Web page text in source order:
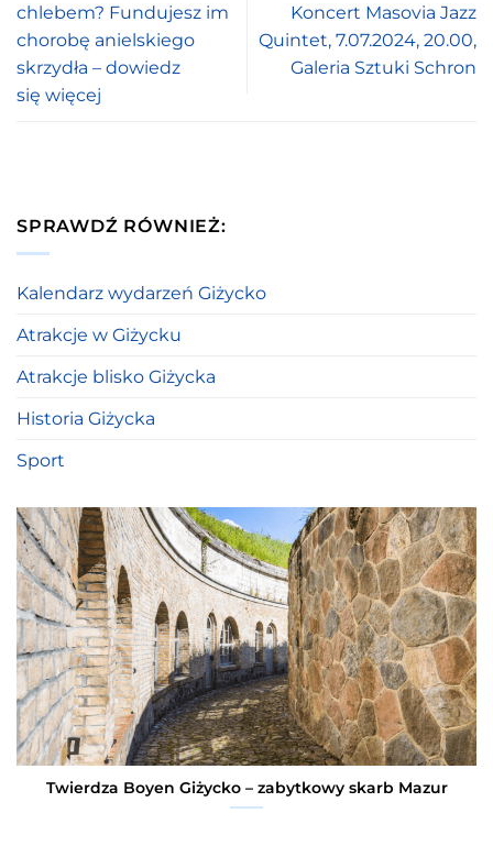
chlebem? Fundujesz im
chorobę anielskiego
skrzydła – dowiedz
się więcej
Koncert Masovia Jazz
Quintet, 7.07.2024, 20.00,
Galeria Sztuki Schron
SPRAWDŹ RÓWNIEŻ:
Kalendarz wydarzeń Giżycko
Atrakcje w Giżycku
Atrakcje blisko Giżycka
Historia Giżycka
Sport
Twierdza Boyen Giżycko – zabytkowy skarb Mazur